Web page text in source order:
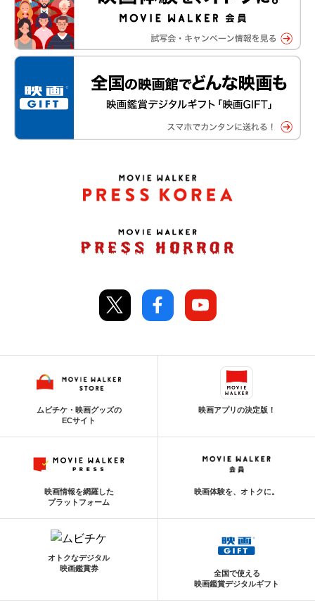
ムビチケ・映画グッズの
ECサイト
映画アプリの決定版！
映画情報を網羅した
プラットフォーム
映画体験を、オトクに。
オトクなデジタル
映画鑑賞券
全国で使える
映画鑑賞デジタルギフト